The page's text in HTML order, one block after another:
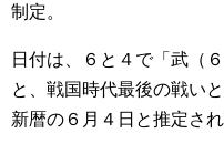
制定。
日付は、６と４で「武（
と、戦国時代最後の戦い
新暦の６月４日と推定され